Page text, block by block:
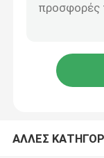
Φύλλο
ΑΛΛΕΣ